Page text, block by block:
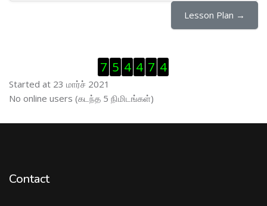
Lesson Plan →
Visitor Counter ஐத் தவிர்
7 5 4 4 7 4
Started at 23 மார்ச் 2021
இணைப்புநிலைப் பயனாளர் ஐத் தவிர்
No online users (கடந்த 5 நிமிடங்கள்)
Contact